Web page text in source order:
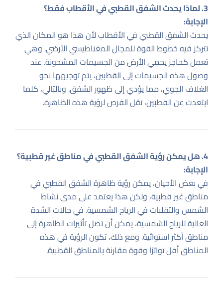
3. لماذا يحدث الشفق القطبي في الأقطاب فقط؟
الإجابة:
يحدث الشفق القطبي في الأقطاب لأن هذا هو المكان الذي
تتركز فيه خطوط القوة للمجال المغناطيسي الأرضي. وهي
تعمل كحاجز يحمي الأرض من الجسيمات المشحونة. عند
وصول هذه الجسيمات إلى القطبين، يتم توجيهها نحو
الغلاف الجوي، مما يؤدي إلى ظهور الشفق. وبالتالي، كلما
ابتعدت عن القطبين، تقل الفرص لرؤية هذه الظاهرة.
4. هل يمكن رؤية الشفق القطبي في مناطق غير قطبية؟
الإجابة:
في بعض الأحيان، يمكن رؤية ظاهرة الشفق القطبي في
مناطق غير قطبية، ولكن هذا يعتمد على مدى نشاط
الشمس والتقلبات في الرياح الشمسية. في حالات الشدة
العالية للرياح الشمسية، يمكن أن تصل تأثيرات الظاهرة إلى
مناطق أكثر استوائية. ومع ذلك، تكون الرؤية في هذه
المناطق أقل تواترًا وقوة مقارنة بالمناطق القطبية.